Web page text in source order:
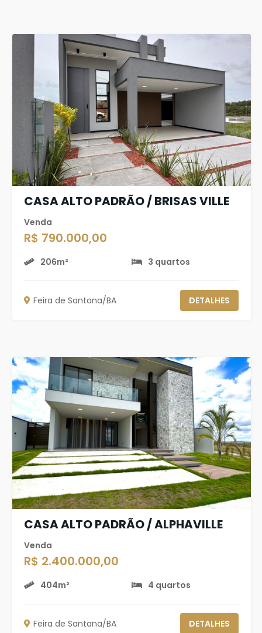
CASA ALTO PADRÃO / BRISAS VILLE
Venda
R$ 790.000,00
206m² 3 quartos
Feira de Santana/BA DETALHES
CASA ALTO PADRÃO / ALPHAVILLE
Venda
R$ 2.400.000,00
404m² 4 quartos
Feira de Santana/BA DETALHES